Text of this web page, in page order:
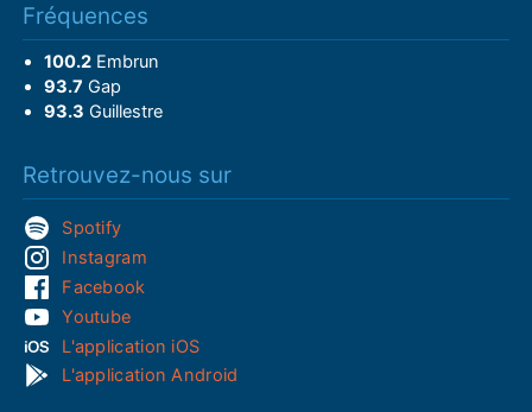
Fréquences
100.2Embrun
93.7 Gap
93.3 Guillestre
Retrouvez-nous sur
Spotify
Instagram
Facebook
Youtube
L'application iOS
L'application Android